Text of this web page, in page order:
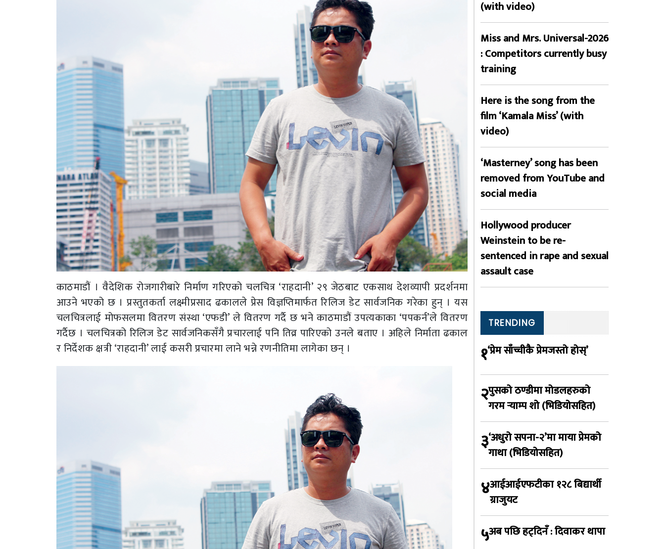
काठमाडौं । वैदेशिक रोजगारीबारे निर्माण गरिएको चलचित्र ‘राहदानी’ २९ जेठबाट एकसाथ देशव्यापी प्रदर्शनमा
आउने भएको छ । प्रस्तुतकर्ता लक्ष्मीप्रसाद ढकालले प्रेस विज्ञप्तिमार्फत रिलिज डेट सार्वजनिक गरेका हुन् । यस
चलचित्रलाई मोफसलमा वितरण संस्था ‘एफडी’ ले वितरण गर्दै छ भने काठमाडौं उपत्यकाका ‘पपकर्न’ले वितरण
गर्दैछ । चलचित्रको रिलिज डेट सार्वजनिकसँगै प्रचारलाई पनि तिव्र पारिएको उनले बताए । अहिले निर्माता ढकाल
र निर्देशक क्षत्री ‘राहदानी’ लाई कसरी प्रचारमा लाने भन्ने रणनीतिमा लागेका छन् ।
(with video)
Miss and Mrs. Universal-2026
: Competitors currently busy
training
Here is the song from the
film ‘Kamala Miss’ (with
video)
‘Masterney’ song has been
removed from YouTube and
social media
Hollywood producer
Weinstein to be re-
sentenced in rape and sexual
assault case
TRENDING
१‘प्रेम साँच्चीकै प्रेमजस्तो होस्’
२पुसको ठण्डीमा मोडलहरुको
गरम र्‍याम्प शो (भिडियोसहित)
३‘अधुरो सपना-२’मा माया प्रेमको
गाथा (भिडियोसहित)
४आईआईएफटीका १२८ बिद्यार्थी
ग्राजुयट
५अब पछि हट्दिनँ : दिवाकर थापा